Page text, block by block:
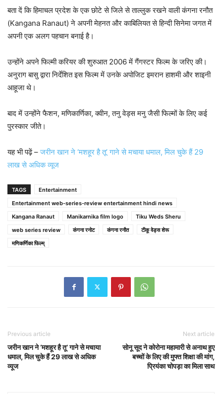
बता दें कि हिमाचल प्रदेश के एक छोटे से जिले से ताल्लुक रखने वाली कंगना रनौत
(Kangana Ranaut) ने अपनी मेहनत और काबिलियत से हिन्दी सिनेमा जगत में
अपनी एक अलग पहचान बनाई है।
उन्होंने अपने फिल्मी करियर की शुरुआत 2006 में गैंगस्टर फिल्म के जरिए की।
अनुराग बासु द्वारा निर्देशित इस फिल्म में उनके अपोजिट इमरान हाशमी और शाइनी
आहूजा थे।
बाद में उन्होंने फैशन, मणिकार्णिका, क्वीन, तनु वेड्स मनु जैसी फिल्मों के लिए कई
पुरस्कार जीते।
यह भी पढ़ें –जरीन खान ने ‘मशहूर है तू’ गाने से मचाया धमाल, मिल चुके हैं 29
लाख से अधिक व्यूज
TAGS
Entertainment
Entertainment web-series-review entertainment hindi news
Kangana Ranaut
Manikarnika film logo
Tiku Weds Sheru
web series review
कंगना रनोट कंगना रनौत
टीकू वेड्स शेरू
मणिकर्णिका फिल्म्
Previous article
जरीन खान ने ‘मशहूर है तू’ गाने से मचाया
धमाल, मिल चुके हैं 29 लाख से अधिक
व्यूज
Next article
सोनू सूद ने कोरोना महामारी से अनाथ हुए
बच्चों के लिए की मुफ्त शिक्षा की मांग,
प्रियंका चोपड़ा का मिला साथ